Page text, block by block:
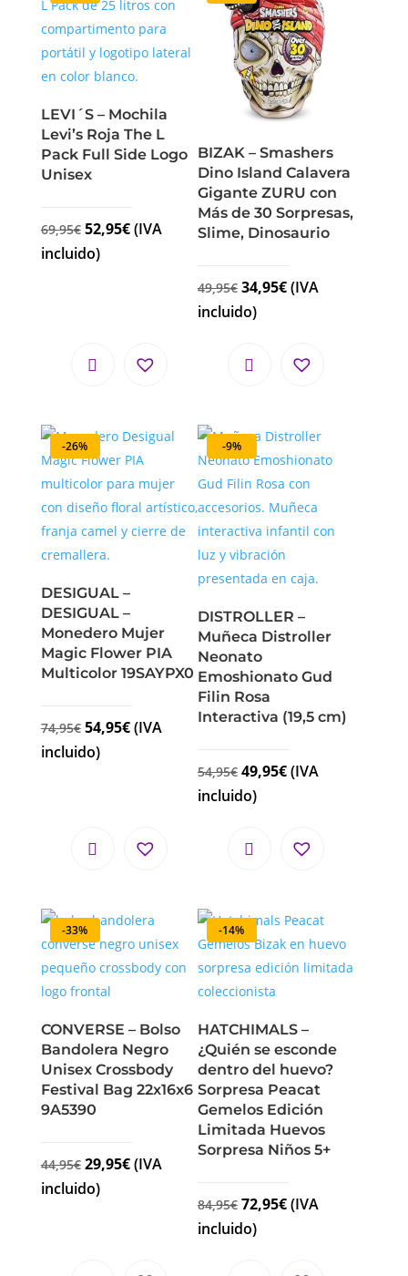
LEVI´S – Mochila
Levi’s Roja The L
Pack Full Side Logo
Unisex
69,95€ 52,95€(IVA
incluido)
BIZAK – Smashers
Dino Island Calavera
Gigante ZURU con
Más de 30 Sorpresas,
Slime, Dinosaurio
49,95€ 34,95€(IVA
incluido)
-26%
DESIGUAL –
DESIGUAL –
Monedero Mujer
Magic Flower PIA
Multicolor 19SAYPX0
74,95€ 54,95€(IVA
incluido)
-9%
DISTROLLER –
Muñeca Distroller
Neonato
Emoshionato Gud
Filin Rosa
Interactiva (19,5 cm)
54,95€ 49,95€(IVA
incluido)
-33%
CONVERSE – Bolso
Bandolera Negro
Unisex Crossbody
Festival Bag 22x16x6
9A5390
44,95€ 29,95€(IVA
incluido)
-14%
HATCHIMALS –
¿Quién se esconde
dentro del huevo?
Sorpresa Peacat
Gemelos Edición
Limitada Huevos
Sorpresa Niños 5+
84,95€ 72,95€(IVA
incluido)